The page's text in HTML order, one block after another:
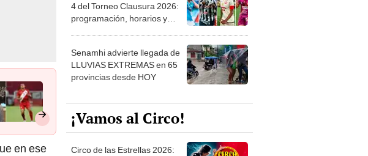
en ese
4 del Torneo Clausura 2026:
programación, horarios y
Senamhi advierte llegada de
LLUVIAS EXTREMAS en 65
provincias desde HOY
¡Vamos al Circo!
Circo de las Estrellas 2026: